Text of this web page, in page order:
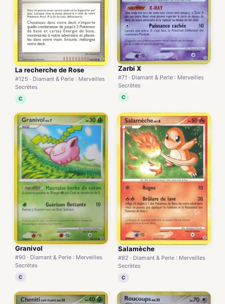
La recherche de Rose
#125 · Diamant & Perle : Merveilles
Secrètes
C
Zarbi X
#71 · Diamant & Perle : Merveilles
Secrètes
C
Granivol
#90 · Diamant & Perle : Merveilles
Secrètes
C
Salamèche
#82 · Diamant & Perle : Merveilles
Secrètes
C